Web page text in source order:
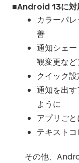
■Android 13に対
カラーパ
善
通知シェ
観変更など
クイック
通知を出
ように
アプリご
テキスト
その他、